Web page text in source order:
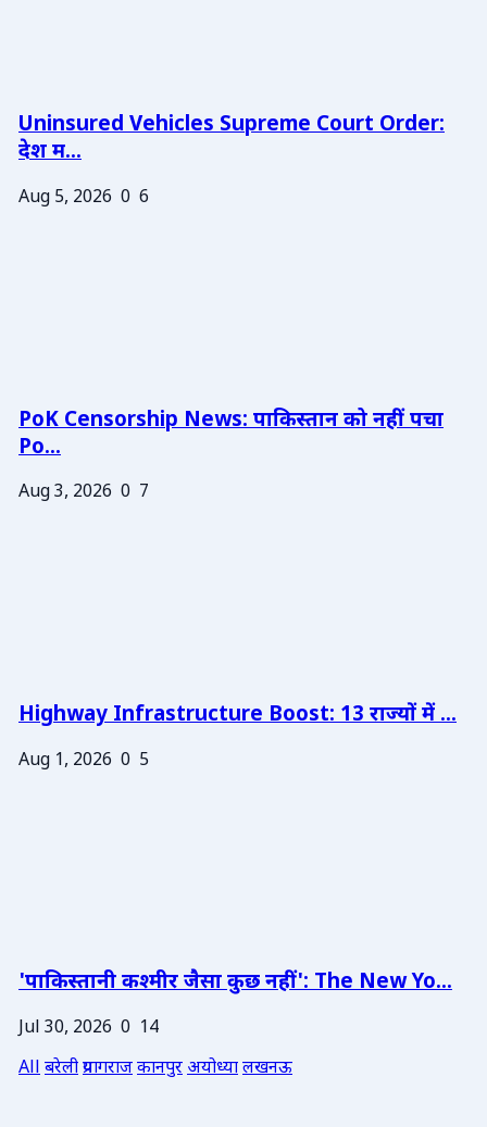
Uninsured Vehicles Supreme Court Order:
देश म...
Aug 5, 2026 0 6
PoK Censorship News: पाकिस्तान को नहीं पचा
Po...
Aug 3, 2026 0 7
Highway Infrastructure Boost: 13 राज्यों में ...
Aug 1, 2026 0 5
'पाकिस्तानी कश्मीर जैसा कुछ नहीं': The New Yo...
Jul 30, 2026 0 14
Allबरेलीप्रयागराजकानपुरअयोध्यालखनऊ